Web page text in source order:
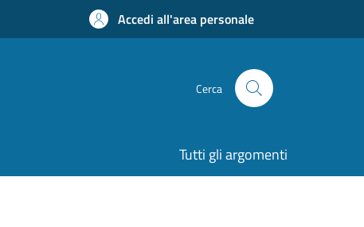
Accedi all'area personale
Cerca
Tutti gli argomenti